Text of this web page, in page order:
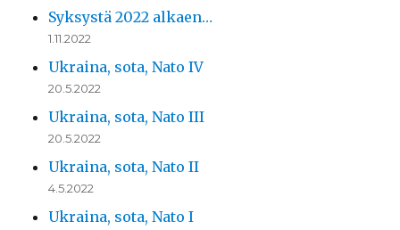
Syksystä 2022 alkaen…
1.11.2022
Ukraina, sota, Nato IV
20.5.2022
Ukraina, sota, Nato III
20.5.2022
Ukraina, sota, Nato II
4.5.2022
Ukraina, sota, Nato I